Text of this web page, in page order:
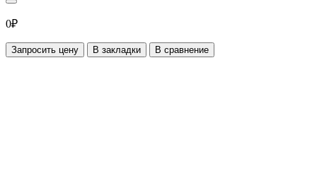
0₽
Запросить цену В закладки В сравнение